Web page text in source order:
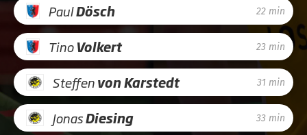
PaulDösch 22 min
TinoVolkert 23 min
Steffenvon Karstedt 31 min
JonasDiesing 33 min